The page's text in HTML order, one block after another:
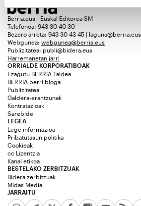
Berria.eus - Euskal Editorea SM
Telefonoa: 943 30 40 30
Bezero arreta: 943 30 43 45 | laguna@berria.eus
Webgunea: webgunea@berria.eus
Publizitatea: publi@bidera.eus
Harremanetan jarri
ORRIALDE KORPORATIBOAK
Ezagutu BERRIA Taldea
BERRIA berri bloga
Publizitatea
Galdera-erantzunak
Kontratazioak
Sarebide
JARRAITU
LEGEA
Lege informazioa
Pribatutasun politika
Cookieak
cc Lizentzia
Kanal etikoa
BESTELAKO ZERBITZUAK
Bidera zerbitzuak
Midas Media